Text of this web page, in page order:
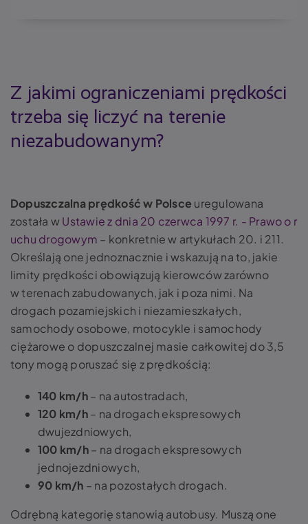
Z jakimi ograniczeniami prędkości
trzeba się liczyć na terenie
niezabudowanym?
Dopuszczalna prędkość w Polsce uregulowana
została wUstawie z dnia 20 czerwca 1997 r. - Prawo o r
uchu drogowym – konkretnie w artykułach 20. i 211.
Określają one jednoznacznie i wskazują na to, jakie
limity prędkości obowiązują kierowców zarówno
w terenach zabudowanych, jak i poza nimi. Na
drogach pozamiejskich i niezamieszkałych,
samochody osobowe, motocykle i samochody
ciężarowe o dopuszczalnej masie całkowitej do 3,5
tony mogą poruszać się z prędkością:
140 km/h– na autostradach,
120 km/h– na drogach ekspresowych
dwujezdniowych,
100 km/h– na drogach ekspresowych
jednojezdniowych,
90 km/h – na pozostałych drogach.
Odrębną kategorię stanowią autobusy. Muszą one